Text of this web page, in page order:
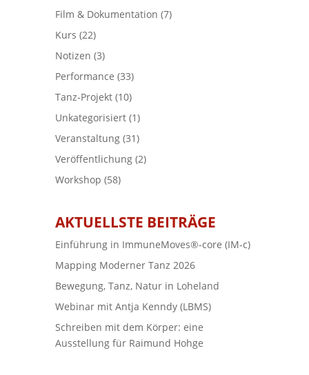
Film & Dokumentation (7)
Kurs (22)
Notizen (3)
Performance (33)
Tanz-Projekt (10)
Unkategorisiert (1)
Veranstaltung (31)
Veröffentlichung (2)
Workshop (58)
AKTUELLSTE BEITRÄGE
Einführung in ImmuneMoves®-core (IM-c)
Mapping Moderner Tanz 2026
Bewegung, Tanz, Natur in Loheland
Webinar mit Antja Kenndy (LBMS)
Schreiben mit dem Körper: eine
Ausstellung für Raimund Hohge